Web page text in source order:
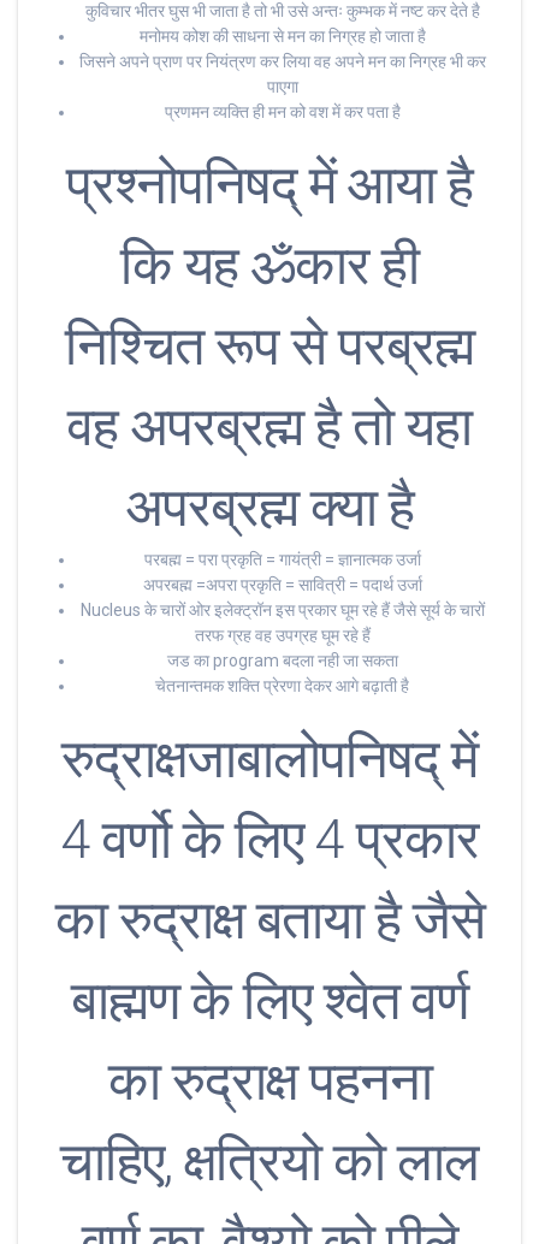
कुविचार भीतर घुस भी जाता है तो भी उसे अन्तः कुम्भक में नष्ट कर देते है
मनोमय कोश की साधना से मन का निग्रह हो जाता है
जिसने अपने प्राण पर नियंत्रण कर लिया वह अपने मन का निग्रह भी कर
पाएगा
प्रणमन व्यक्ति ही मन को वश में कर पता है
प्रश्नोपनिषद् में आया है
कि यह ॐकार ही
निश्चित रूप से परब्रह्म
वह अपरब्रह्म है तो यहा
अपरब्रह्म क्या है
परबह्म = परा प्रकृति = गायंत्री = ज्ञानात्मक उर्जा
अपरबह्म =अपरा प्रकृति = सावित्री = पदार्थ उर्जा
Nucleus के चारों ओर इलेक्ट्रॉन इस प्रकार घूम रहे हैं जैसे सूर्य के चारों
तरफ ग्रह वह उपग्रह घूम रहे हैं
जड का program बदला नही जा सकता
चेतनान्तमक शक्ति प्रेरणा देकर आगे बढ़ाती है
रुद्राक्षजाबालोपनिषद् में
4 वर्णो के लिए 4 प्रकार
का रुद्राक्ष बताया है जैसे
बाह्मण के लिए श्वेत वर्ण
का रुद्राक्ष पहनना
चाहिए, क्षत्रियो को लाल